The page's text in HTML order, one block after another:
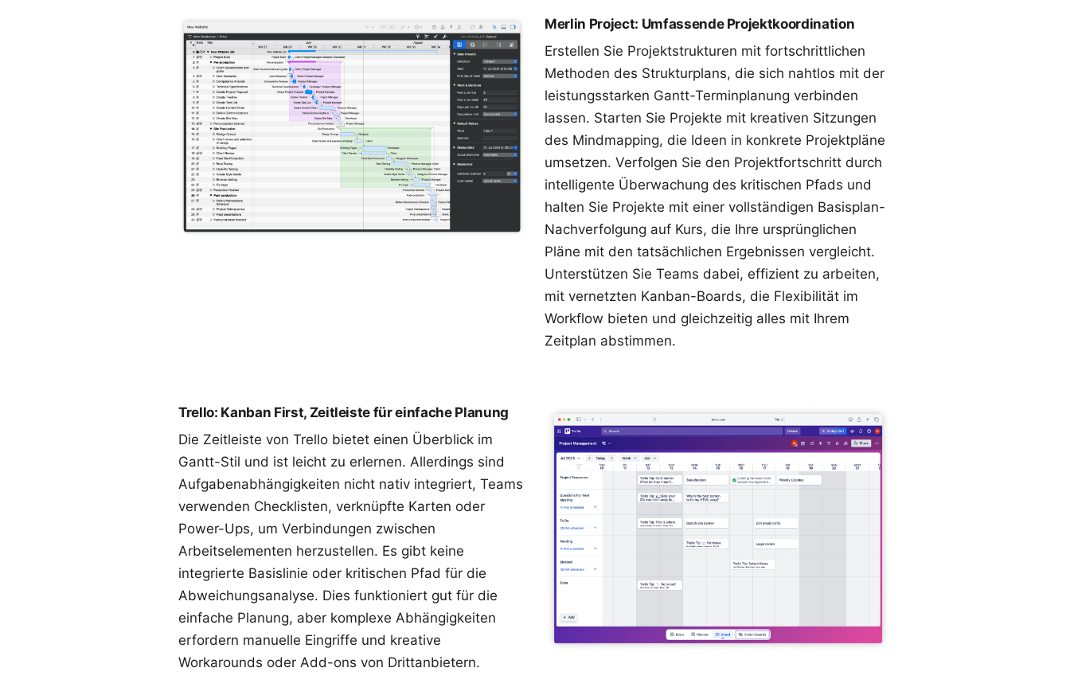
Merlin Project: Umfassende Projektkoordination
Erstellen Sie Projektstrukturen mit fortschrittlichen
Methoden des Strukturplans, die sich nahtlos mit der
leistungsstarken Gantt-Terminplanung verbinden
lassen. Starten Sie Projekte mit kreativen Sitzungen
des Mindmapping, die Ideen in konkrete Projektpläne
umsetzen. Verfolgen Sie den Projektfortschritt durch
intelligente Überwachung des kritischen Pfads und
halten Sie Projekte mit einer vollständigen Basisplan-
Nachverfolgung auf Kurs, die Ihre ursprünglichen
Pläne mit den tatsächlichen Ergebnissen vergleicht.
Unterstützen Sie Teams dabei, effizient zu arbeiten,
mit vernetzten Kanban-Boards, die Flexibilität im
Workflow bieten und gleichzeitig alles mit Ihrem
Zeitplan abstimmen.
Trello: Kanban First, Zeitleiste für einfache Planung
Die Zeitleiste von Trello bietet einen Überblick im
Gantt-Stil und ist leicht zu erlernen. Allerdings sind
Aufgabenabhängigkeiten nicht nativ integriert, Teams
verwenden Checklisten, verknüpfte Karten oder
Power-Ups, um Verbindungen zwischen
Arbeitselementen herzustellen. Es gibt keine
integrierte Basislinie oder kritischen Pfad für die
Abweichungsanalyse. Dies funktioniert gut für die
einfache Planung, aber komplexe Abhängigkeiten
erfordern manuelle Eingriffe und kreative
Workarounds oder Add-ons von Drittanbietern.